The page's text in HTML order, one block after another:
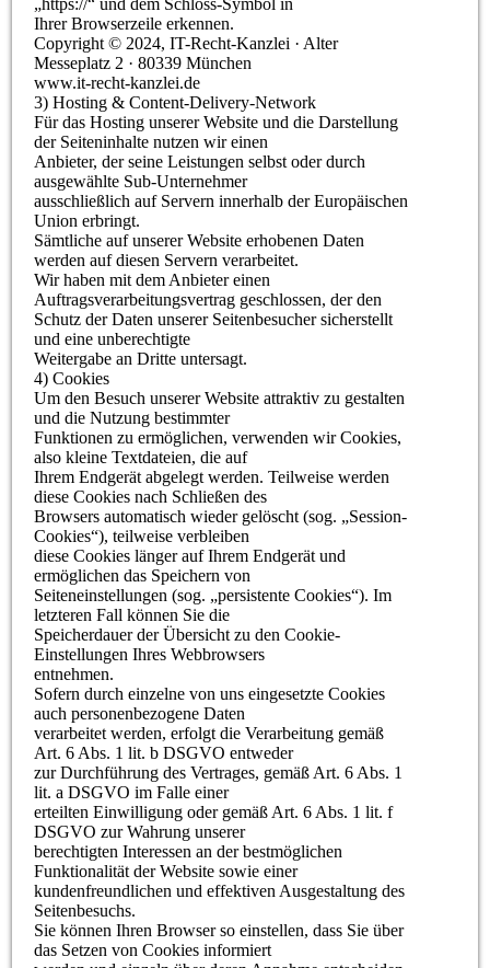
„https://“ und dem Schloss-Symbol in
Ihrer Browserzeile erkennen.
Copyright © 2024, IT-Recht-Kanzlei · Alter
Messeplatz 2 · 80339 München
www.it-recht-kanzlei.de
3) Hosting & Content-Delivery-Network
Für das Hosting unserer Website und die Darstellung
der Seiteninhalte nutzen wir einen
Anbieter, der seine Leistungen selbst oder durch
ausgewählte Sub-Unternehmer
ausschließlich auf Servern innerhalb der Europäischen
Union erbringt.
Sämtliche auf unserer Website erhobenen Daten
werden auf diesen Servern verarbeitet.
Wir haben mit dem Anbieter einen
Auftragsverarbeitungsvertrag geschlossen, der den
Schutz der Daten unserer Seitenbesucher sicherstellt
und eine unberechtigte
Weitergabe an Dritte untersagt.
4) Cookies
Um den Besuch unserer Website attraktiv zu gestalten
und die Nutzung bestimmter
Funktionen zu ermöglichen, verwenden wir Cookies,
also kleine Textdateien, die auf
Ihrem Endgerät abgelegt werden. Teilweise werden
diese Cookies nach Schließen des
Browsers automatisch wieder gelöscht (sog. „Session-
Cookies“), teilweise verbleiben
diese Cookies länger auf Ihrem Endgerät und
ermöglichen das Speichern von
Seiteneinstellungen (sog. „persistente Cookies“). Im
letzteren Fall können Sie die
Speicherdauer der Übersicht zu den Cookie-
Einstellungen Ihres Webbrowsers
entnehmen.
Sofern durch einzelne von uns eingesetzte Cookies
auch personenbezogene Daten
verarbeitet werden, erfolgt die Verarbeitung gemäß
Art. 6 Abs. 1 lit. b DSGVO entweder
zur Durchführung des Vertrages, gemäß Art. 6 Abs. 1
lit. a DSGVO im Falle einer
erteilten Einwilligung oder gemäß Art. 6 Abs. 1 lit. f
DSGVO zur Wahrung unserer
berechtigten Interessen an der bestmöglichen
Funktionalität der Website sowie einer
kundenfreundlichen und effektiven Ausgestaltung des
Seitenbesuchs.
Sie können Ihren Browser so einstellen, dass Sie über
das Setzen von Cookies informiert